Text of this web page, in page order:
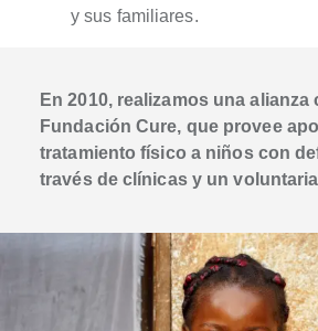
y sus familiares.
En 2010, realizamos una alianza
Fundación Cure, que provee
tratamiento físico a niños con
través de clínicas y un